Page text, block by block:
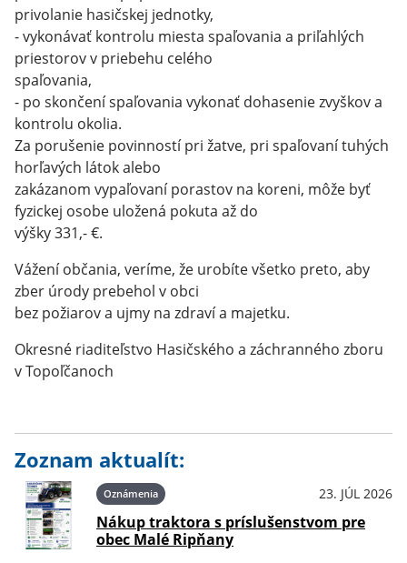
privolanie hasičskej jednotky,
- vykonávať kontrolu miesta spaľovania a priľahlých
priestorov v priebehu celého
spaľovania,
- po skončení spaľovania vykonať dohasenie zvyškov a
kontrolu okolia.
Za porušenie povinností pri žatve, pri spaľovaní tuhých
horľavých látok alebo
zakázanom vypaľovaní porastov na koreni, môže byť
fyzickej osobe uložená pokuta až do
výšky 331,- €.
Vážení občania, veríme, že urobíte všetko preto, aby
zber úrody prebehol v obci
bez požiarov a ujmy na zdraví a majetku.
Okresné riaditeľstvo Hasičského a záchranného zboru
v Topoľčanoch
Zoznam aktualít:
Oznámenia 23. JÚL 2026
Nákup traktora s príslušenstvom pre
obec Malé Ripňany